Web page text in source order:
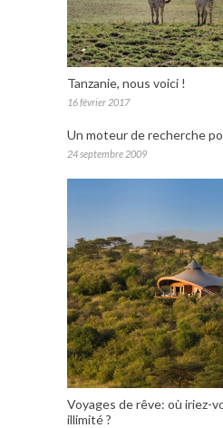
Tanzanie, nous voici !
16 février 2017
Un moteur de recherche
24 septembre 2009
Voyages de rêve: où iriez-
illimité ?